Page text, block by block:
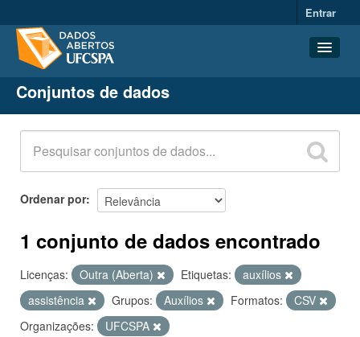
Entrar
Conjuntos de dados
Organizações
Grupos
Sobre
Conjuntos de dados
Ordenar por
1 conjunto de dados encontrado
Licenças: Outra (Aberta) Etiquetas:
auxílios
assistência
Grupos: Auxílios Formatos:
CSV
Organizações:
UFCSPA